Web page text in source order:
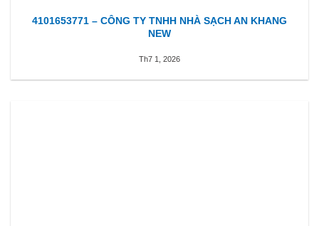
4101653771 – CÔNG TY TNHH NHÀ SẠCH AN KHANG
NEW
Th7 1, 2026